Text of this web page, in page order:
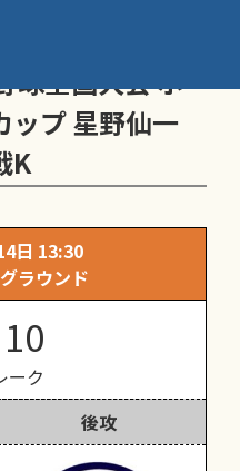
ーナメント
球全国大会 ポ
ップ 星野仙一
K
日 13:30
ラウンド
ーク
後攻